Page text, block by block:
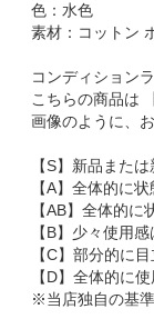
色：水色
素材：コットン
コンディション
こちらの商品は
画像のように、
【S】新品また
【A】全体的に
【AB】全体的
【B】少々使用
【C】部分的に
【D】全体的に
※当店独自の基準